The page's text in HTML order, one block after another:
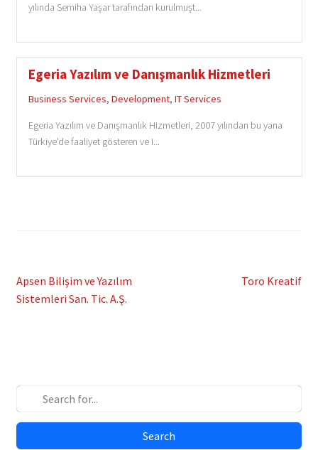
yılında Semiha Yaşar tarafından kurulmuşt...
Egeria Yazılım ve Danışmanlık Hizmetleri
Business Services, Development, IT Services
Egeria Yazılım ve Danışmanlık Hizmetleri, 2007 yılından bu yana
Türkiye'de faaliyet gösteren ve I...
Post
navigation
Previous
post:
Apsen Bilişim ve Yazılım
Sistemleri San. Tic. A.Ş.
Next
Toro Kreatif
Search